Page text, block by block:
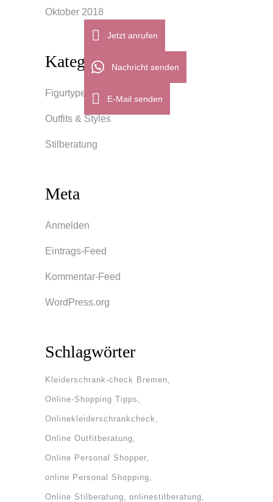
Oktober 2018
Kategorien
Figurtypen
Outfits & Styles
Stilberatung
Meta
Anmelden
Eintrags-Feed
Kommentar-Feed
WordPress.org
Schlagwörter
Kleiderschrank-check Bremen
Online-Shopping Tipps
Onlinekleiderschrankcheck
Online Outfitberatung
Online Personal Shopper
online Personal Shopping
Online Stilberatung onlinestilberatung
Jetzt anrufen
Nachricht senden
E-Mail senden